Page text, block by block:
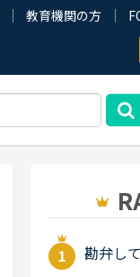
教育機関の方
勘弁し